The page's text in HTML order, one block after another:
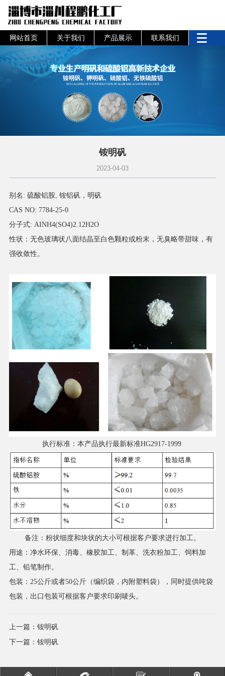
网站首页 关于我们 产品展示 联系我们
铵明矾
2023-04-03
别名: 硫酸铝胺, 铵铝矾，明矾
CAS NO: 7784-25-0
分子式: AINH4(SO4)2.12H2O
性状：无色玻璃状八面结晶至白色颗粒或粉末，无臭略带甜味，有
强收敛性。
执行标准：本产品执行最新标准HG2917-1999
备注：粉状细度和块状的大小可根据客户要求进行加工。
用途：净水环保、消毒、橡胶加工、制革、洗衣粉加工、饲料加
工、铅笔制作。
包装：25公斤或者50公斤（编织袋，内附塑料袋），同时提供吨袋
包装，出口包装可根据客户要求印刷唛头。
上一篇： 铵明矾
下一篇： 铵明矾